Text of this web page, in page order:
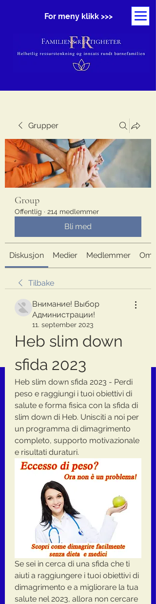
For meny klikk >>>
Grupper
Group
Offentlig · 214 medlemmer
Bli med
Diskusjon Medier Medlemmer Om
Tilbake
Внимание! Выбор
Администрации!
11. september 2023
Heb slim down
sfida 2023
Heb slim down sfida 2023 - Perdi
peso e raggiungi i tuoi obiettivi di
salute e forma fisica con la sfida di
slim down di Heb. Unisciti a noi per
un programma di dimagrimento
completo, supporto motivazionale
e risultati duraturi.
Se sei in cerca di una sfida che ti
aiuti a raggiungere i tuoi obiettivi di
dimagrimento e a migliorare la tua
salute nel 2023, allora non cercare